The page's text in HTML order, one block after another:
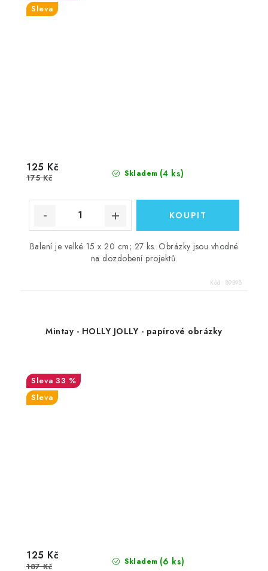
Sleva
Skladem (4 ks)
125 Kč
175 Kč
Balení je velké 15 x 20 cm; 27 ks. Obrázky jsou vhodné
na dozdobení projektů.
Kód: 89398
Mintay - HOLLY JOLLY - papírové obrázky
33 %
Sleva
Skladem (6 ks)
125 Kč
187 Kč